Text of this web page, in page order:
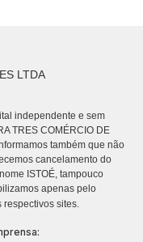
LTDA
independente e sem
TRES COMÉRCIO DE
também que não
cancelamento do
ISTOÉ, tampouco
apenas pelo
respectivos sites.